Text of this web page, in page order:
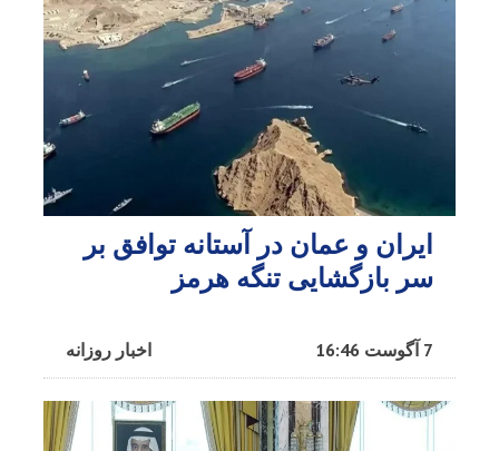
ایران و عمان در آستانه توافق بر
سر بازگشایی تنگه هرمز
اخبار روزانه 7 آگوست 16:46